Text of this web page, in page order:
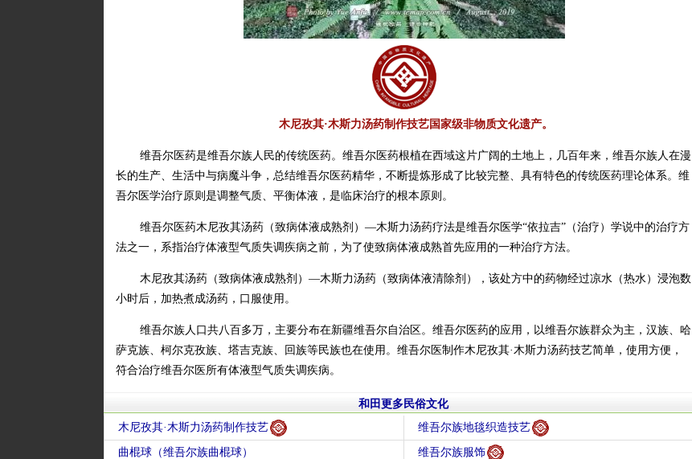
木尼孜其·木斯力汤药制作技艺国家级非物质文化遗产。
维吾尔医药是维吾尔族人民的传统医药。维吾尔医药根植在西域这片广阔的土地上，几百年来，维吾尔族人在漫
长的生产、生活中与病魔斗争，总结维吾尔医药精华，不断提炼形成了比较完整、具有特色的传统医药理论体系。维
吾尔医学治疗原则是调整气质、平衡体液，是临床治疗的根本原则。
维吾尔医药木尼孜其汤药（致病体液成熟剂）—木斯力汤药疗法是维吾尔医学“依拉吉”（治疗）学说中的治疗方
法之一，系指治疗体液型气质失调疾病之前，为了使致病体液成熟首先应用的一种治疗方法。
木尼孜其汤药（致病体液成熟剂）—木斯力汤药（致病体液清除剂），该处方中的药物经过凉水（热水）浸泡数
小时后，加热煮成汤药，口服使用。
维吾尔族人口共八百多万，主要分布在新疆维吾尔自治区。维吾尔医药的应用，以维吾尔族群众为主，汉族、哈
萨克族、柯尔克孜族、塔吉克族、回族等民族也在使用。维吾尔医制作木尼孜其·木斯力汤药技艺简单，使用方便，
符合治疗维吾尔医所有体液型气质失调疾病。
和田更多民俗文化
木尼孜其·木斯力汤药制作技艺
维吾尔族地毯织造技艺
曲棍球（维吾尔族曲棍球） 维吾尔族服饰